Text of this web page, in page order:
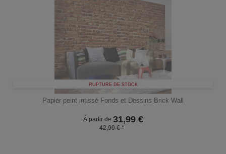
RUPTURE DE STOCK
Papier peint intissé Fonds et Dessins Brick Wall
À partir de 31,99€
42,99 € *